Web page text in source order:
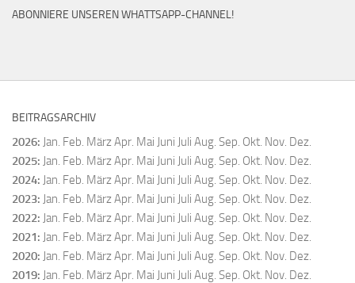
ABONNIERE UNSEREN WHATTSAPP-CHANNEL!
BEITRAGSARCHIV
2026: Jan. Feb. MärzApr. Mai Juni Juli Aug. Sep. Okt. Nov. Dez.
2025: Jan. Feb. MärzApr. Mai Juni Juli Aug. Sep. Okt. Nov. Dez.
2024: Jan. Feb. MärzApr. Mai Juni Juli Aug. Sep. Okt. Nov. Dez.
2023: Jan. Feb. MärzApr. Mai Juni Juli Aug. Sep. Okt. Nov. Dez.
2022: Jan. Feb. MärzApr. Mai Juni Juli Aug. Sep. Okt. Nov. Dez.
2021: Jan. Feb. MärzApr. Mai Juni Juli Aug. Sep. Okt. Nov. Dez.
2020: Jan. Feb. MärzApr. Mai Juni Juli Aug. Sep. Okt. Nov. Dez.
2019: Jan. Feb. MärzApr. Mai Juni Juli Aug. Sep. Okt. Nov. Dez.